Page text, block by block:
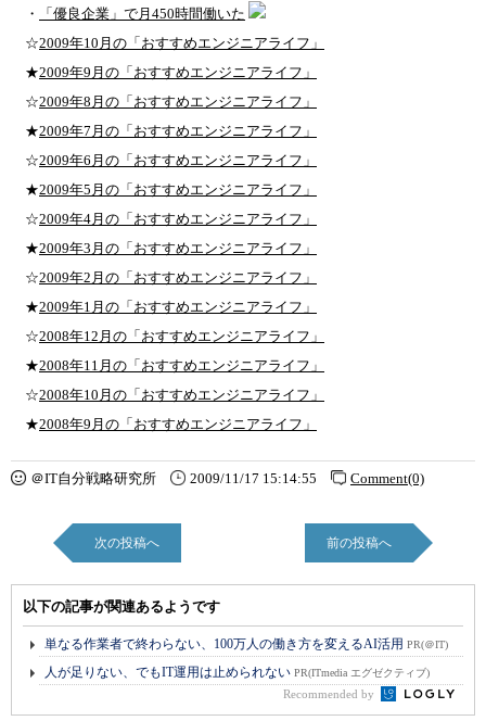
・
「優良企業」で月450時間働いた
☆2009年10月の「おすすめエンジニアライフ」
★2009年9月の「おすすめエンジニアライフ」
☆2009年8月の「おすすめエンジニアライフ」
★2009年7月の「おすすめエンジニアライフ」
☆2009年6月の「おすすめエンジニアライフ」
★2009年5月の「おすすめエンジニアライフ」
☆2009年4月の「おすすめエンジニアライフ」
★2009年3月の「おすすめエンジニアライフ」
☆2009年2月の「おすすめエンジニアライフ」
★2009年1月の「おすすめエンジニアライフ」
☆2008年12月の「おすすめエンジニアライフ」
★2008年11月の「おすすめエンジニアライフ」
☆2008年10月の「おすすめエンジニアライフ」
★2008年9月の「おすすめエンジニアライフ」
＠IT自分戦略研究所 2009/11/17 15:14:55 Comment(0)
次の投稿へ 前の投稿へ
以下の記事が関連あるようです
単なる作業者で終わらない、100万人の働き方を変えるAI活用 PR(＠IT)
人が足りない、でもIT運用は止められない PR(ITmedia エグゼクティブ)
Recommended by